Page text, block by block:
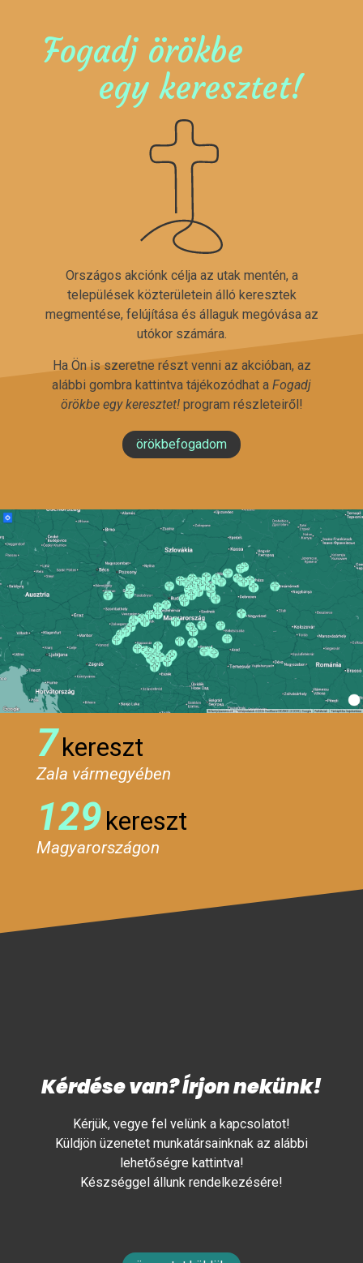
Fogadj örökbe
egy keresztet!
Országos akciónk célja az utak mentén, a
települések közterületein álló keresztek
megmentése, felújítása és állaguk megóvása az
utókor számára.
Ha Ön is szeretne részt venni az akcióban, az
alábbi gombra kattintva tájékozódhat a Fogadj
örökbe egy keresztet!program részleteiről!
örökbefogadom
7kereszt
Zala vármegyében
129kereszt
Magyarországon
Kérdése van? Írjon nekünk!
Kérjük, vegye fel velünk a kapcsolatot!
Küldjön üzenetet munkatársainknak az alábbi
lehetőségre kattintva!
Készséggel állunk rendelkezésére!